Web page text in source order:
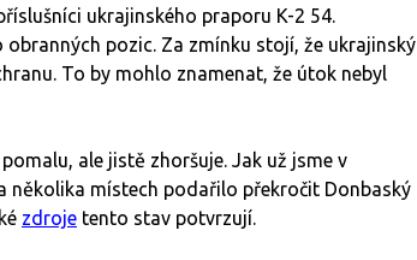
ukrajinského praporu K-2 54.
pozic. Za zmínku stojí, že ukrajinský
To by mohlo znamenat, že útok nebyl
ale jistě zhoršuje. Jak už jsme v
několika místech podařilo překročit Donbaský
zdroje tento stav potvrzují.